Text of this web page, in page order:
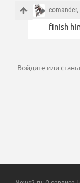
comander,
finish
Войдите или